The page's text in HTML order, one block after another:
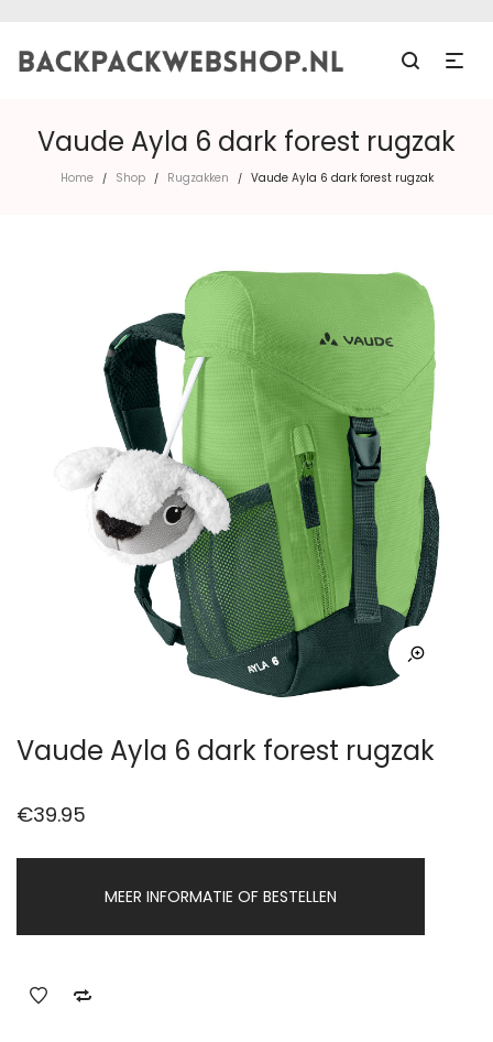
Vaude Ayla 6 dark forest rugzak
Home / Shop / Rugzakken / Vaude Ayla 6 dark forest rugzak
Vaude Ayla 6 dark forest rugzak
€39.95
MEER INFORMATIE OF BESTELLEN